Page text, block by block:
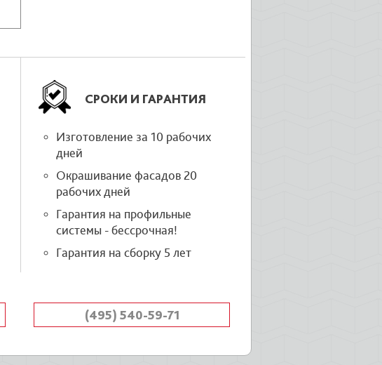
СРОКИ И ГАРАНТИЯ
Изготовление за 10 рабочих
дней
Окрашивание фасадов 20
рабочих дней
Гарантия на профильные
системы - бессрочная!
Гарантия на сборку 5 лет
(495) 540-59-71